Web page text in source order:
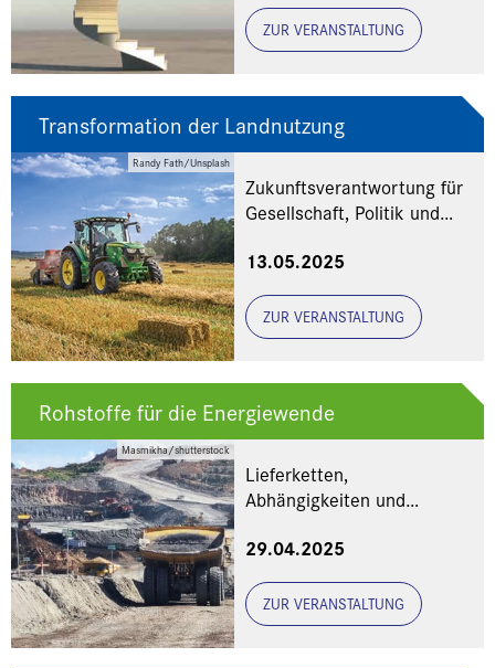
ZUR VERANSTALTUNG
Randy Fath/Unsplash
Transformation der Landnutzung
Zukunftsverantwortung für
Gesellschaft, Politik und
13.05.2025
ZUR VERANSTALTUNG
Masmikha/shutterstock
Rohstoffe für die Energiewende
Lieferketten,
Abhängigkeiten und
29.04.2025
ZUR VERANSTALTUNG